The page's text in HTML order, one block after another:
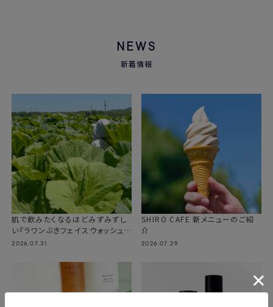
NEWS
新着情報
肌で飲みたくなるほどみずみずし
い『ラワンぶきフェイスウォッシュ
2026』が登場
2026.07.31
SHIRO CAFE 新メニューのご紹
介
2026.07.29